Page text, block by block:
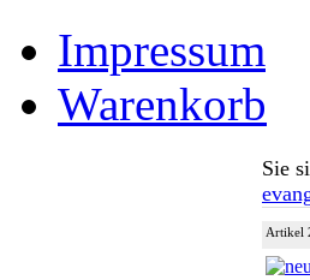
Impressum
Warenkorb
Sie
Artikel